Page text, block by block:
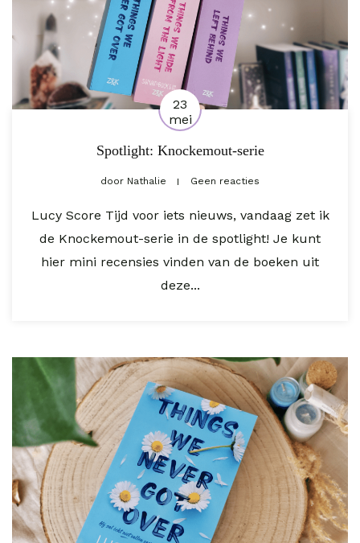
23
mei
Spotlight: Knockemout-serie
door Nathalie Geen reacties
Lucy Score Tijd voor iets nieuws, vandaag zet ik
de Knockemout-serie in de spotlight! Je kunt
hier mini recensies vinden van de boeken uit
deze...